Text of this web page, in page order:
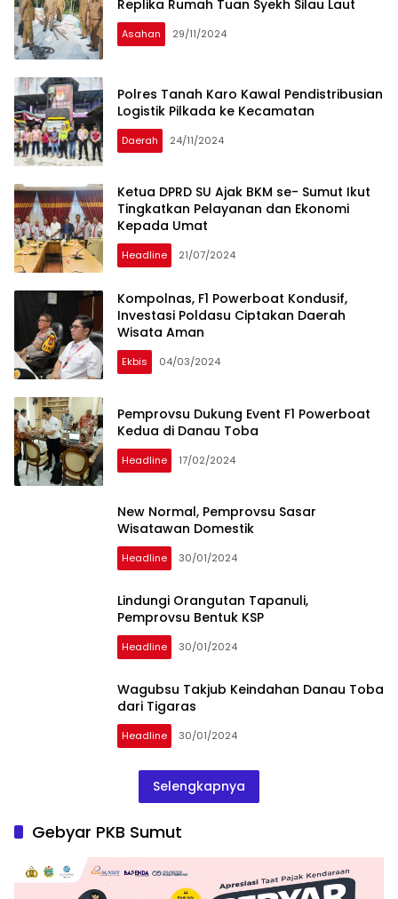
Replika Rumah Tuan Syekh Silau Laut
Asahan 29/11/2024
Polres Tanah Karo Kawal Pendistribusian
Logistik Pilkada ke Kecamatan
Daerah 24/11/2024
Ketua DPRD SU Ajak BKM se- Sumut Ikut
Tingkatkan Pelayanan dan Ekonomi
Kepada Umat
Headline 21/07/2024
Kompolnas, F1 Powerboat Kondusif,
Investasi Poldasu Ciptakan Daerah
Wisata Aman
Ekbis 04/03/2024
Pemprovsu Dukung Event F1 Powerboat
Kedua di Danau Toba
Headline 17/02/2024
New Normal, Pemprovsu Sasar
Wisatawan Domestik
Headline 30/01/2024
Lindungi Orangutan Tapanuli,
Pemprovsu Bentuk KSP
Headline 30/01/2024
Wagubsu Takjub Keindahan Danau Toba
dari Tigaras
Headline 30/01/2024
Selengkapnya
Gebyar PKB Sumut